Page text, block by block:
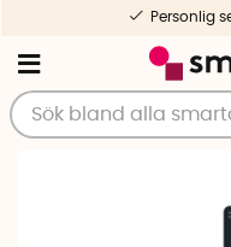
Personlig